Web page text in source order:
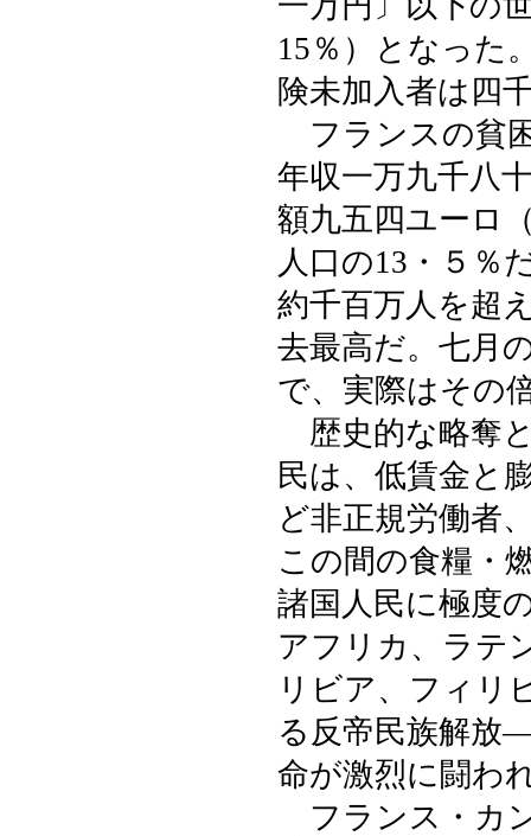
15％）となった
険未加入者は四
フランスの貧
年収一万九千八
額九五四ユーロ
人口の13・５％
約千百万人を超
去最高だ。七月
で、実際はその
歴史的な略奪
民は、低賃金と
ど非正規労働者
この間の食糧・
諸国人民に極度
アフリカ、ラテ
リビア、フィリ
る反帝民族解放
命が激烈に闘わ
フランス・カ